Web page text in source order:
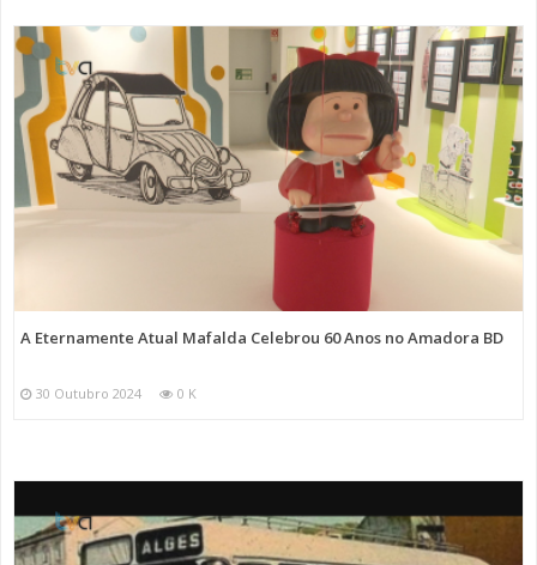
A Eternamente Atual Mafalda Celebrou 60 Anos no Amadora BD
30 Outubro 2024 0 K